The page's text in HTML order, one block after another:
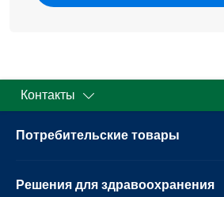
Контакты
Потребительские товары
Решения для здравоохранения